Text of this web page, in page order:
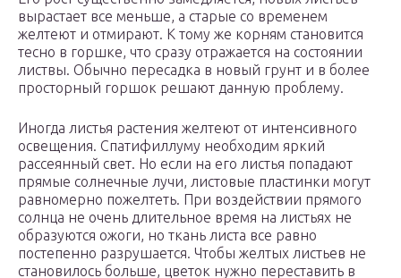
вырастает все меньше, а старые со временем
желтеют и отмирают. К тому же корням становится
тесно в горшке, что сразу отражается на состоянии
листвы. Обычно пересадка в новый грунт и в более
просторный горшок решают данную проблему.
Иногда листья растения желтеют от интенсивного
освещения. Спатифиллуму необходим яркий
рассеянный свет. Но если на его листья попадают
прямые солнечные лучи, листовые пластинки могут
равномерно пожелтеть. При воздействии прямого
солнца не очень длительное время на листьях не
образуются ожоги, но ткань листа все равно
постепенно разрушается. Чтобы желтых листьев не
становилось больше, цветок нужно переставить в